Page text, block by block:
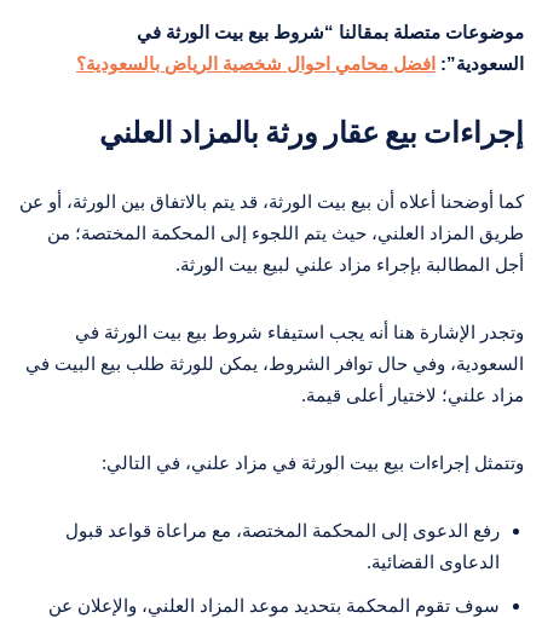
موضوعات متصلة بمقالنا “شروط بيع بيت الورثة في
السعودية”: افضل محامي احوال شخصية الرياض بالسعودية؟
إجراءات بيع عقار ورثة بالمزاد العلني
كما أوضحنا أعلاه أن بيع بيت الورثة، قد يتم بالاتفاق بين الورثة، أو عن
طريق المزاد العلني، حيث يتم اللجوء إلى المحكمة المختصة؛ من
أجل المطالبة بإجراء مزاد علني لبيع بيت الورثة.
وتجدر الإشارة هنا أنه يجب استيفاء شروط بيع بيت الورثة في
السعودية، وفي حال توافر الشروط، يمكن للورثة طلب بيع البيت في
مزاد علني؛ لاختيار أعلى قيمة.
وتتمثل إجراءات بيع بيت الورثة في مزاد علني، في التالي:
رفع الدعوى إلى المحكمة المختصة، مع مراعاة قواعد قبول
الدعاوى القضائية.
سوف تقوم المحكمة بتحديد موعد المزاد العلني، والإعلان عن